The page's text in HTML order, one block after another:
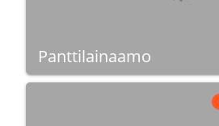
Panttilainaamo